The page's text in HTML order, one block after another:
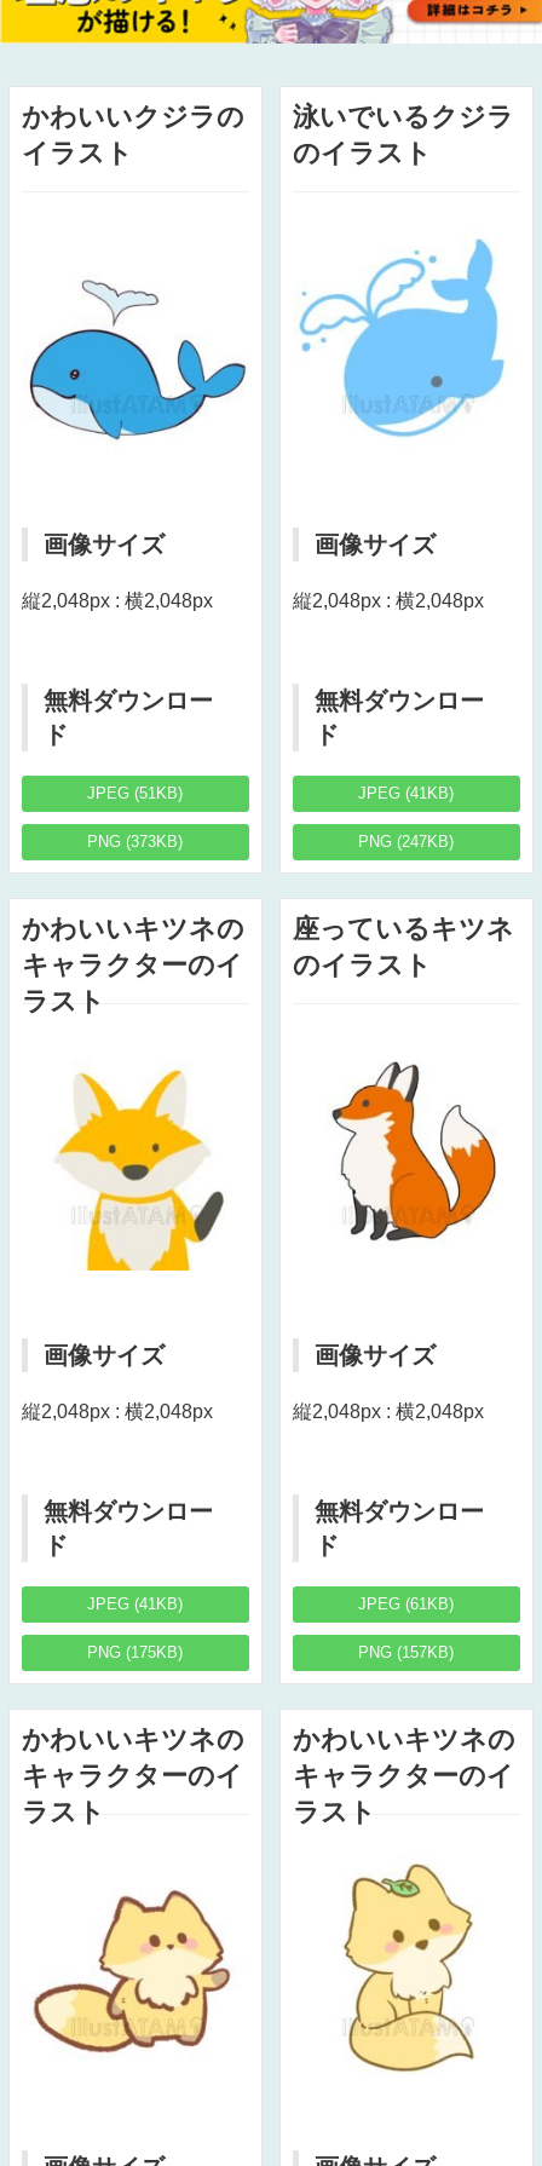
かわいいクジラの
イラスト
画像サイズ
縦2,048px : 横2,048px
無料ダウンロー
ド
JPEG (51KB)
PNG (373KB)
泳いでいるクジラ
のイラスト
画像サイズ
縦2,048px : 横2,048px
無料ダウンロー
ド
JPEG (41KB)
PNG (247KB)
かわいいキツネの
キャラクターのイ
ラスト
画像サイズ
縦2,048px : 横2,048px
無料ダウンロー
ド
JPEG (41KB)
PNG (175KB)
座っているキツネ
のイラスト
画像サイズ
縦2,048px : 横2,048px
無料ダウンロー
ド
JPEG (61KB)
PNG (157KB)
かわいいキツネの
キャラクターのイ
ラスト
かわいいキツネの
キャラクターのイ
ラスト